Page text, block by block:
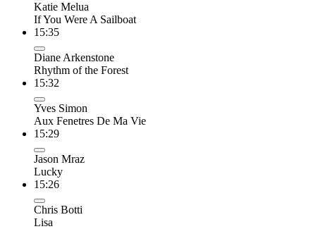
Katie Melua
If You Were A Sailboat
15:35
Diane Arkenstone
Rhythm of the Forest
15:32
Yves Simon
Aux Fenetres De Ma Vie
15:29
Jason Mraz
Lucky
15:26
Chris Botti
Lisa